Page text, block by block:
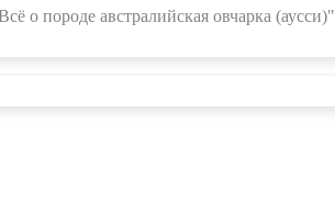
о породе австралийская овчарка (аусси)"